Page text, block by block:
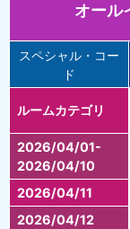
オー
スペシャル・コー
ド
ルームカテゴリ
2026/04/01-
2026/04/10
2026/04/11
2026/04/12